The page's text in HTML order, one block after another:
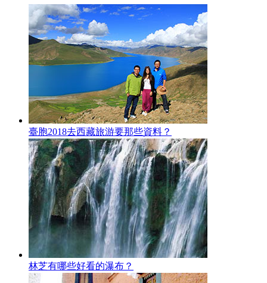
臺胞2018去西藏旅游要那些資料？
林芝有哪些好看的瀑布？